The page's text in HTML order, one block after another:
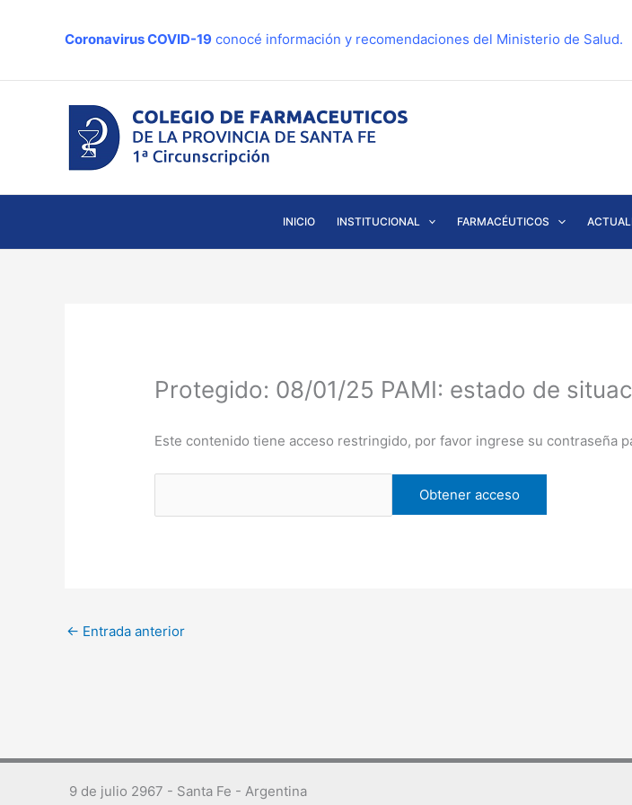
Coronavirus COVID-19 conocé información y recomendaciones del Ministerio de Salud.
INICIO INSTITUCIONAL FARMACÉUTICOS
Protegido: 08/01/25 PAMI: estado de
Este contenido tiene acceso restringido, por favor ingrese su contraseña
← Entrada anterior
9 de julio 2967 - Santa Fe - Argentina